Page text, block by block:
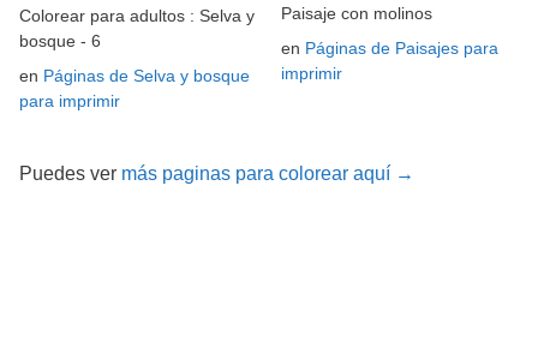
Colorear para adultos : Selva y
bosque - 6
en Páginas de Selva y bosque
para imprimir
Paisaje con molinos
en Páginas de Paisajes para
imprimir
Puedes ver más paginas para colorear aquí →